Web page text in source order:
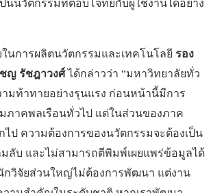
นนวัตกรรมที่ตอบโจทย์กับผู้ใช้งานได้อย่าง
นการผลิตนวัตกรรมและเทคโนโลยี รอง
ญ รัชฎาวงศ์ได้กล่าวว่า “มหาวิทยาลัยทั่ว
ามท้าทายอย่างรุนแรง ก่อนหน้านี้มีการ
ภาคพลเรือนทั่วไป แต่ในส่วนของภาค
ป ความต้องการของนวัตกรรมจะต้องเป็น
ลับ และไม่สามารถตีพิมพ์เผยแพร่ข้อมูลได้
กวิจัยส่วนใหญ่ไม่ต้องการพัฒนา แต่งาน